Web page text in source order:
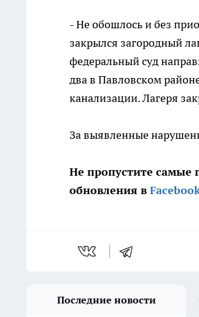
- Не обошлось и без
закрылся загородный
федеральный суд
два в Павловском
канализации. Лагеря
За выявленные
Не пропустите самые
обновления в
Последние новости